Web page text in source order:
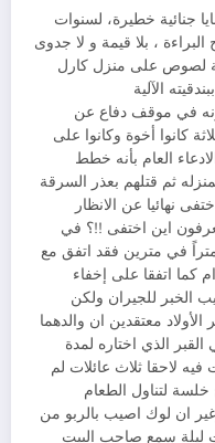
جنائية خطيرة، لسنوات
، بلا قيمة و لا جدوى
هجم ثلاثة لصوص على منزل كارل
الآلية
في موقف دفاع عن
كانوا أخوة وكانوا على
العام بأنه خطط
ثم قتلهم بعذر السرقة
نهائيا عن الانظار
اين اختفى !!؟ في
في مترين فقد اتفق مع
كما اتفقا على إخفاء
الخبر للجيران ولكن
معتقدين ان والدهما
الذي اختاره لمدة
لاحقا ثلاث عائلات لم
لتناول الطعام
ان لوك اصيب بالربو من
ليلة سمع صاحب البيت